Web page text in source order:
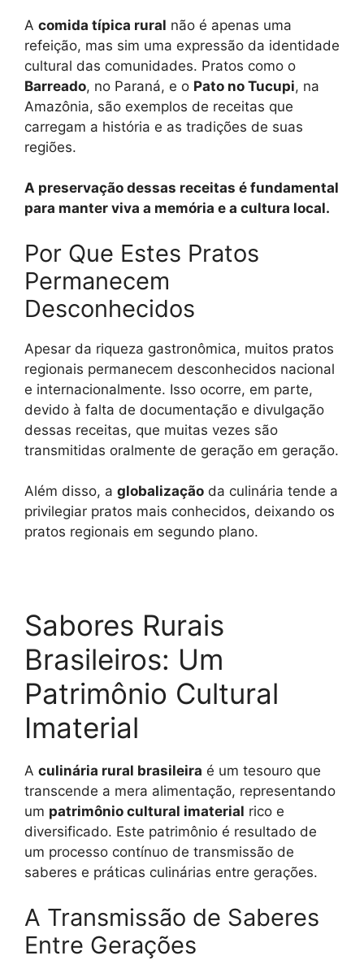
A comida típica rural não é apenas uma
refeição, mas sim uma expressão da identidade
cultural das comunidades. Pratos como o
Barreado, no Paraná, e o Pato no Tucupi, na
Amazônia, são exemplos de receitas que
carregam a história e as tradições de suas
regiões.
A preservação dessas receitas é fundamental
para manter viva a memória e a cultura local.
Por Que Estes Pratos
Permanecem
Desconhecidos
Apesar da riqueza gastronômica, muitos pratos
regionais permanecem desconhecidos nacional
e internacionalmente. Isso ocorre, em parte,
devido à falta de documentação e divulgação
dessas receitas, que muitas vezes são
transmitidas oralmente de geração em geração.
Além disso, a globalização da culinária tende a
privilegiar pratos mais conhecidos, deixando os
pratos regionais em segundo plano.
Sabores Rurais
Brasileiros: Um
Patrimônio Cultural
Imaterial
A culinária rural brasileira é um tesouro que
transcende a mera alimentação, representando
um patrimônio cultural imaterial rico e
diversificado. Este patrimônio é resultado de
um processo contínuo de transmissão de
saberes e práticas culinárias entre gerações.
A Transmissão de Saberes
Entre Gerações